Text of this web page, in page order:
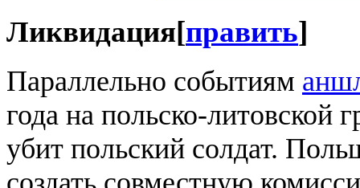
Ликвидация[править]
Параллельно событиям
года на польско-
убит польский солдат.